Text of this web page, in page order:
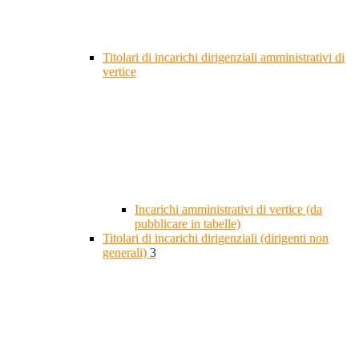
Titolari di incarichi dirigenziali amministrativi di
vertice
Incarichi amministrativi di vertice (da
pubblicare in tabelle)
Titolari di incarichi dirigenziali (dirigenti non
generali) 3